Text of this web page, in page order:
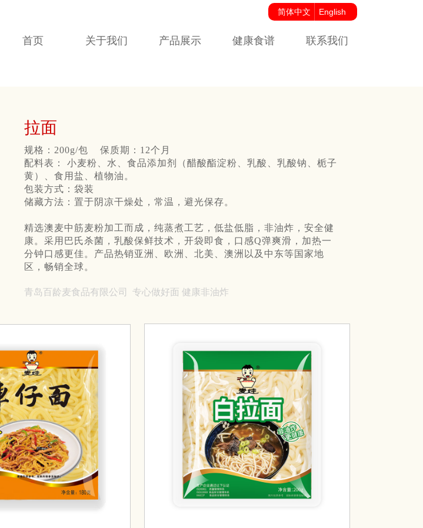
拉面
规格：200g/包 保质期：12个月
配料表： 小麦粉、水、食品添加剂（醋酸酯淀粉、乳酸、乳酸钠、栀子
黄）、食用盐、植物油。
包装方式：袋装
储藏方法：置于阴凉干燥处，常温，避光保存。
精选澳麦中筋麦粉加工而成，纯蒸煮工艺，低盐低脂，非油炸，安全健
康。采用巴氏杀菌，乳酸保鲜技术，开袋即食，口感Q弹爽滑，加热一
分钟口感更佳。产品热销亚洲、欧洲、北美、澳洲以及中东等国家地
区，畅销全球。
青岛百龄麦食品有限公司 专心做好面 健康非油炸
首页 关于我们 产品展示 健康食谱 联系我们
简体中文 English